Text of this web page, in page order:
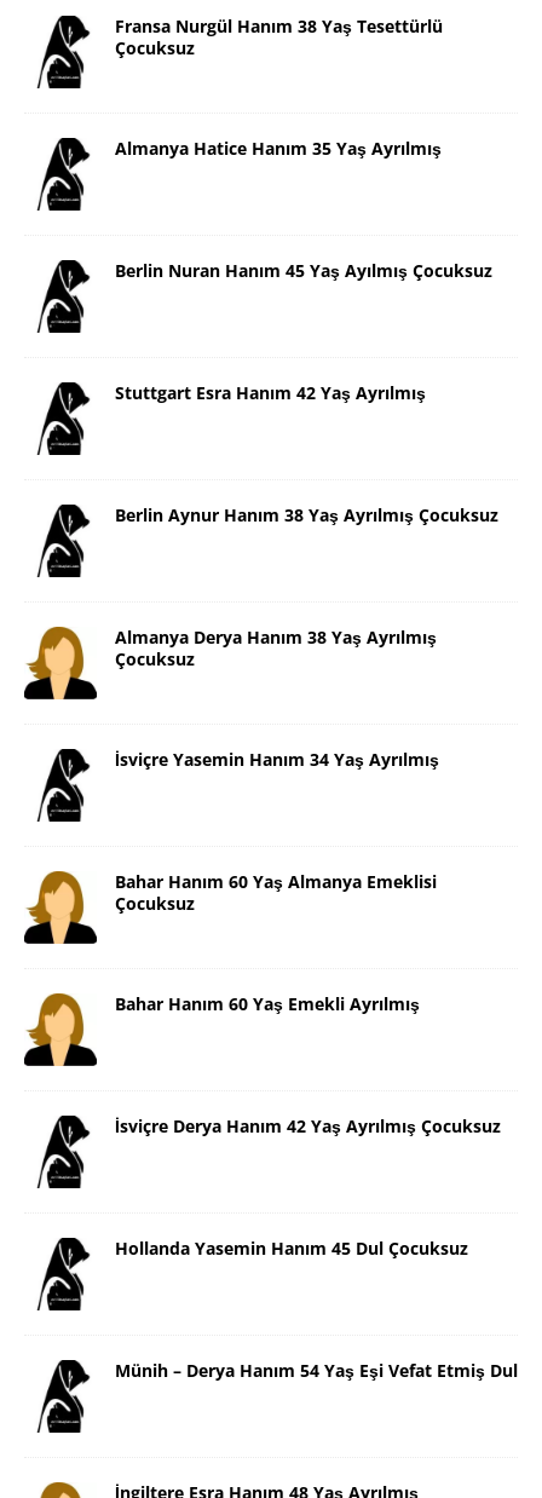
Fransa Nurgül Hanım 38 Yaş Tesettürlü
Çocuksuz
Almanya Hatice Hanım 35 Yaş Ayrılmış
Berlin Nuran Hanım 45 Yaş Ayılmış Çocuksuz
Stuttgart Esra Hanım 42 Yaş Ayrılmış
Berlin Aynur Hanım 38 Yaş Ayrılmış Çocuksuz
Almanya Derya Hanım 38 Yaş Ayrılmış
Çocuksuz
İsviçre Yasemin Hanım 34 Yaş Ayrılmış
Bahar Hanım 60 Yaş Almanya Emeklisi
Çocuksuz
Bahar Hanım 60 Yaş Emekli Ayrılmış
İsviçre Derya Hanım 42 Yaş Ayrılmış Çocuksuz
Hollanda Yasemin Hanım 45 Dul Çocuksuz
Münih – Derya Hanım 54 Yaş Eşi Vefat Etmiş Dul
İngiltere Esra Hanım 48 Yaş Ayrılmış